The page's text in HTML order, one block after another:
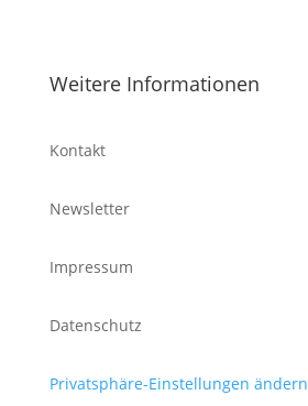
Weitere Informationen
Kontakt
Newsletter
Impressum
Datenschutz
Privatsphäre-Einstellungen ändern